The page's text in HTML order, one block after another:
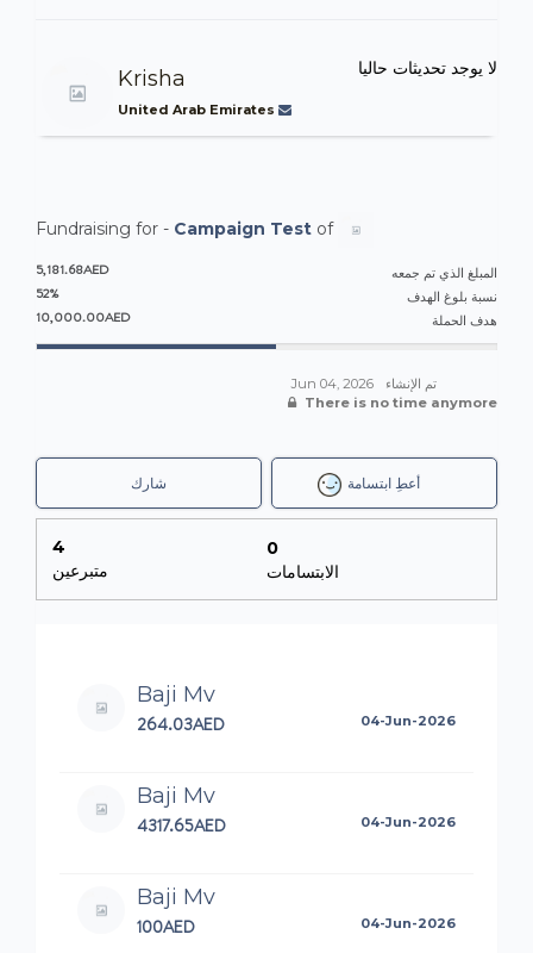
لا يوجد تحديثات حاليا Krisha
United Arab Emirates
Fundraising for - Campaign Test of
المبلغ الذي تم جمعه 5,181.68AED
نسبة بلوغ الهدف 52%
هدف الحملة 10,000.00AED
تم الإنشاء
Jun 04, 2026
There is no time anymore
أعطِ ابتسامة شارك
4
متبرعين
0
الابتسامات
Baji Mv
264.03AED 04-Jun-2026
Baji Mv
4317.65AED 04-Jun-2026
Baji Mv
100AED 04-Jun-2026